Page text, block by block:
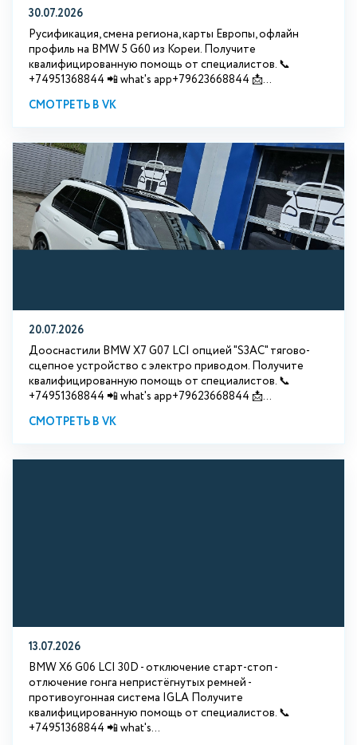
30.07.2026
Русификация, смена региона, карты Европы, офлайн
профиль на BMW 5 G60 из Кореи. Получите
квалифицированную помощь от специалистов. 📞
+74951368844 📲 what's app+79623668844 📩...
СМОТРЕТЬ В VK
20.07.2026
Дооснастили BMW Х7 G07 LCI опцией "S3АС" тягово-
сцепное устройство с электро приводом. Получите
квалифицированную помощь от специалистов. 📞
+74951368844 📲 what's app+79623668844 📩...
СМОТРЕТЬ В VK
13.07.2026
BMW X6 G06 LCI 30D - отключение старт-стоп -
отлючение гонга непристёгнутых ремней -
противоугонная система IGLA Получите
квалифицированную помощь от специалистов. 📞
+74951368844 📲 what's...